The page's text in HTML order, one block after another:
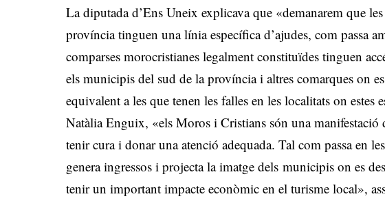
La diputada d’Ens Uneix explicava que «demanarem que
província tinguen una línia específica d’ajudes, com passa
comparses morocristianes legalment constituïdes tinguen
els municipis del sud de la província i altres comarques on
equivalent a les que tenen les falles en les localitats on estes
Natàlia Enguix, «els Moros i Cristians són una manifestació
tenir cura i donar una atenció adequada. Tal com passa en
genera ingressos i projecta la imatge dels municipis on es
tenir un important impacte econòmic en el turisme local»,